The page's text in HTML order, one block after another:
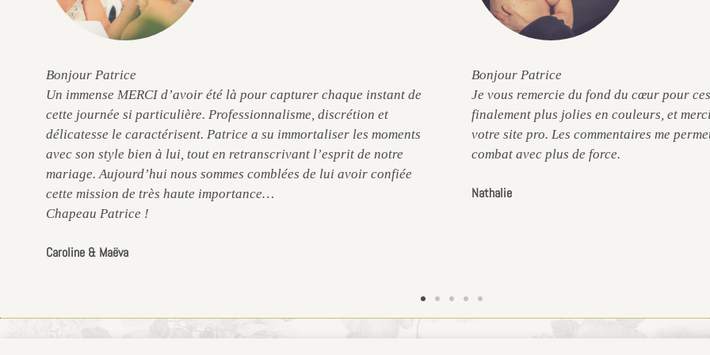
Bonjour Patrice
Un immense MERCI d’avoir été là pour capturer chaque instant de
cette journée si particulière. Professionnalisme, discrétion et
délicatesse le caractérisent. Patrice a su immortaliser les moments
avec son style bien à lui, tout en retranscrivant l’esprit de notre
mariage. Aujourd’hui nous sommes comblées de lui avoir confiée
cette mission de très haute importance…
Chapeau Patrice !
Caroline & Maëva
Bonjour Patrice
Je vous remercie du fond du cœur pour
finalement plus jolies en couleurs, et
votre site pro. Les commentaires me
combat avec plus de force.
Nathalie